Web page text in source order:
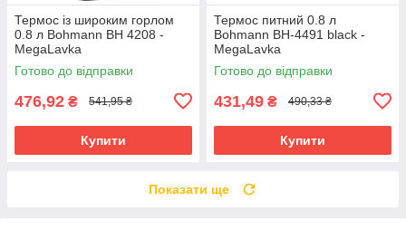
Термос із широким горлом
0.8 л Bohmann BH 4208 -
MegaLavka
Готово до відправки
476,92 ₴ 541,95 ₴
Купити
Термос питний 0.8 л
Bohmann BH-4491 black -
MegaLavka
Готово до відправки
431,49 ₴ 490,33 ₴
Купити
Показати ще